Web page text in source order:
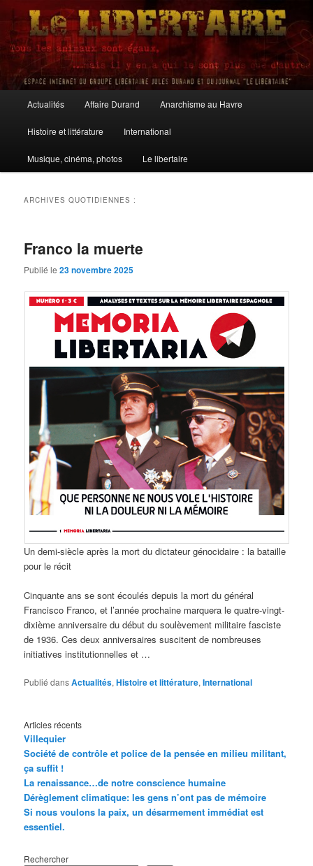
Aller
contenu
principal
Aller
contenu
secondaire
Le Libertaire
principal
Actualités Affaire Durand Anarchisme au Havre
Histoire et littérature International
Musique, cinéma, photos Le libertaire
ARCHIVES QUOTIDIENNES :
Franco la muerte
Publié le23 novembre 2025
Un demi-siècle après la mort du dictateur génocidaire : la bataille
pour le récit
Cinquante ans se sont écoulés depuis la mort du général
Francisco Franco, et l’année prochaine marquera le quatre-vingt-
dixième anniversaire du début du soulèvement militaire fasciste
de 1936. Ces deux anniversaires suscitent de nombreuses
initiatives institutionnelles et …
Publié dansActualités,Histoire et littérature,International
Articles récents
Villequier
Société de contrôle et police de la pensée en milieu militant,
ça suffit !
La renaissance…de notre conscience humaine
Dérèglement climatique: les gens n’ont pas de mémoire
Si nous voulons la paix, un désarmement immédiat est
essentiel.
Rechercher